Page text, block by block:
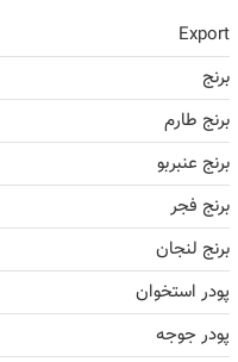
Export
برنج
برنج طارم
برنج عنبربو
برنج فجر
برنج لنجان
پودر استخوان
پودر جوجه